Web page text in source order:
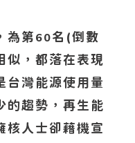
為第 60名(倒數
似，都落在表現
台灣能源使用量
的趨勢，再生能
核人士卻藉機宣